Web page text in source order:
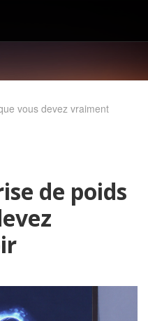
vous devez vraiment
de poids